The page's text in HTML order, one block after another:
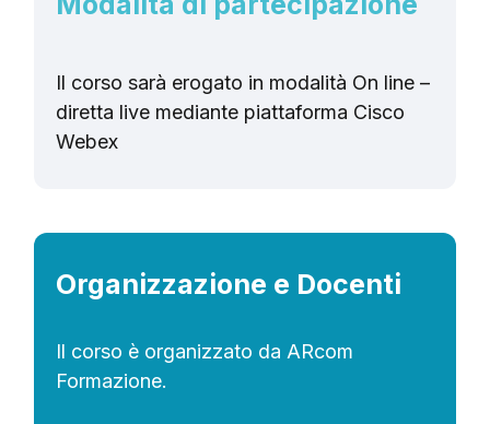
Il corso sarà erogato in modalità On line –
diretta live mediante piattaforma Cisco
Webex
Organizzazione e Docenti
Il corso è organizzato da ARcom
Formazione.